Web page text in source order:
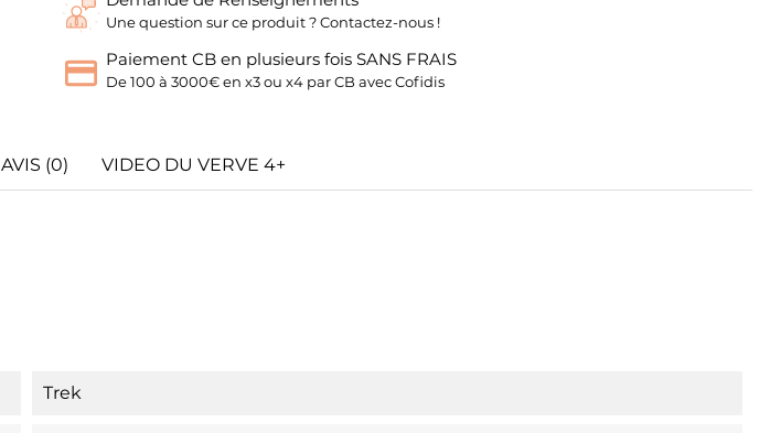
Une question sur ce produit ? Contactez-nous !
Paiement CB en plusieurs fois SANS FRAIS
De 100 à 3000€ en x3 ou x4 par CB avec Cofidis
AVIS (0) VIDEO DU VERVE 4+
Trek